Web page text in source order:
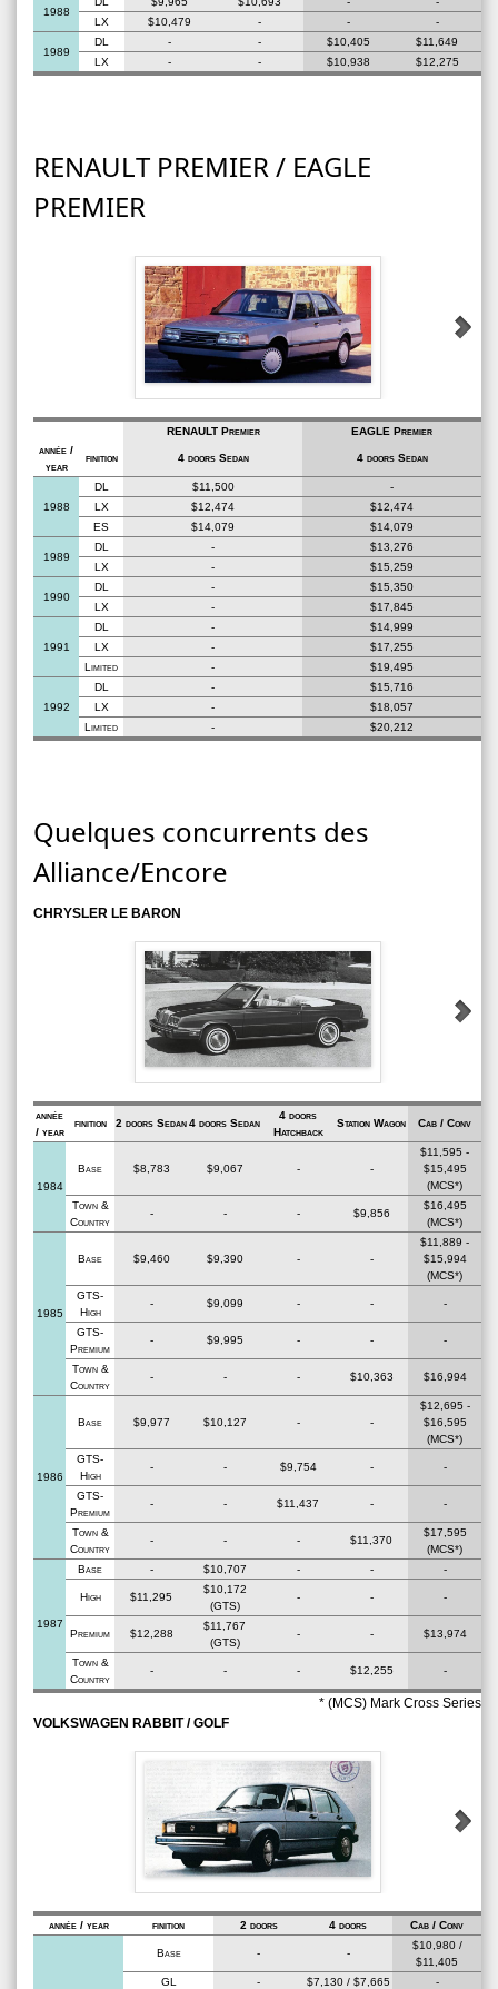
1988
LX
$10,479 - - -
1989
DL - - $10,405
$11,649
LX
- - $10,938 $12,275
RENAULT PREMIER / EAGLE
PREMIER
RENAULT Premier
EAGLE Premier
année /
year
finition 4 doors Sedan 4 doors Sedan
1988
DL $11,500
-
LX
$12,474
$12,474
ES
$14,079 $14,079
1989
DL -
$13,276
LX
- $15,259
1990
DL -
$15,350
LX
- $17,845
1991
DL -
$14,999
LX
-
$17,255
Limited
- $19,495
1992
DL -
$15,716
LX
-
$18,057
Limited
- $20,212
Quelques concurrents des
Alliance/Encore
CHRYSLER LE BARON
année
/ year
finition 2 doors Sedan4 doors Sedan
4 doors
Hatchback
Station Wagon Cab / Conv
1984
Base $8,783 $9,067 - -
$11,595 -
$15,495
(MCS*)
Town &
Country
- - - $9,856
$16,495
(MCS*)
1985
Base $9,460 $9,390 - -
$11,889 -
$15,994
(MCS*)
GTS-
High
- $9,099 - - -
GTS-
Premium
- $9,995 - - -
Town &
Country
- - - $10,363 $16,994
1986
Base $9,977 $10,127 - -
$12,695 -
$16,595
(MCS*)
GTS-
High
- - $9,754 - -
GTS-
Premium
- - $11,437 - -
Town &
Country
- - - $11,370
$17,595
(MCS*)
1987
Base - $10,707 - - -
High $11,295
$10,172
(GTS)
- - -
Premium $12,288
$11,767
(GTS)
- - $13,974
Town &
Country
- - - $12,255 -
* (MCS) Mark Cross Series
VOLKSWAGEN RABBIT / GOLF
année / year finition 2 doors 4 doors Cab / Conv
Base - -
$10,980 /
$11,405
GL
- $7,130 / $7,665
-